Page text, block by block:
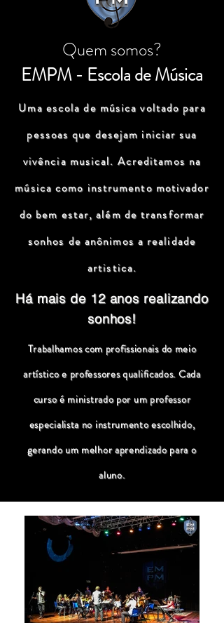
Quem somos?
EMPM - Escola de Música
Uma escola de música voltado para
pessoas que desejam iniciar sua
vivência musical. Acreditamos na
música como instrumento motivador
do bem estar, além de transformar
sonhos de anônimos a realidade
artistica.
Há mais de 12 anos realizando
sonhos!
Trabalhamos com profissionais do meio
artístico e professores qualificados. Cada
curso é ministrado por um professor
especialista no instrumento escolhido,
gerando um melhor aprendizado para o
aluno.